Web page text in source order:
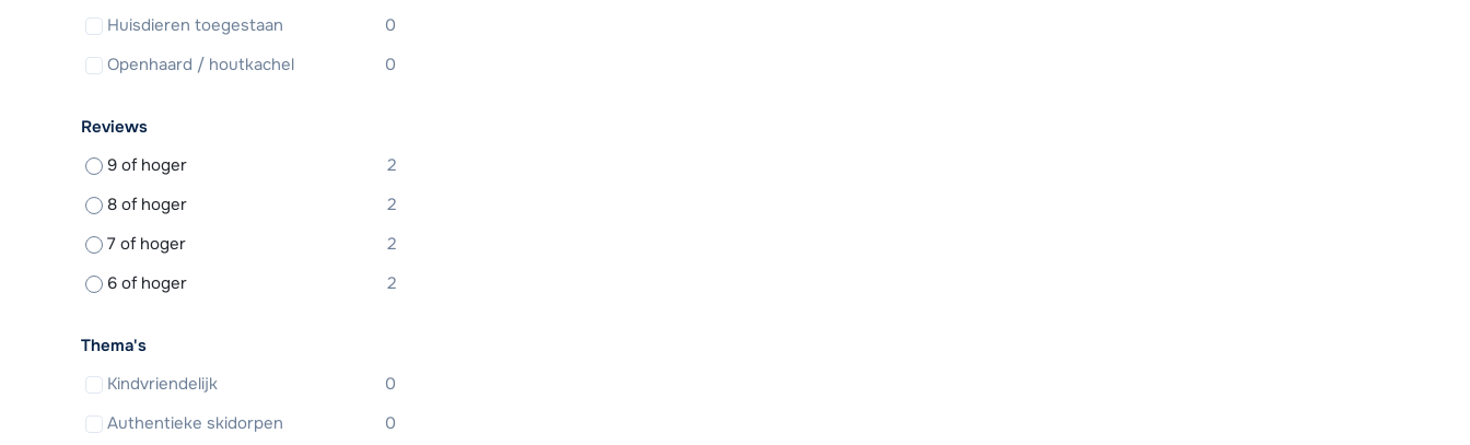
Huisdieren toegestaan
0
Openhaard / houtkachel
0
Reviews
9 of hoger
2
8 of hoger
2
7 of hoger
2
6 of hoger
2
Thema's
Kindvriendelijk
0
Authentieke skidorpen
0